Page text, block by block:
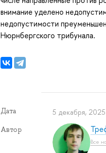
внимание уделено
недопустимости
Нюрнбергского трибунала.
Дата 5 декабря, 2025
Автор
Все